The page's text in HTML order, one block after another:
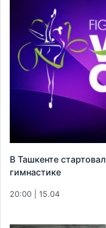
В Ташкенте
гимнастике
20:00 | 15.04